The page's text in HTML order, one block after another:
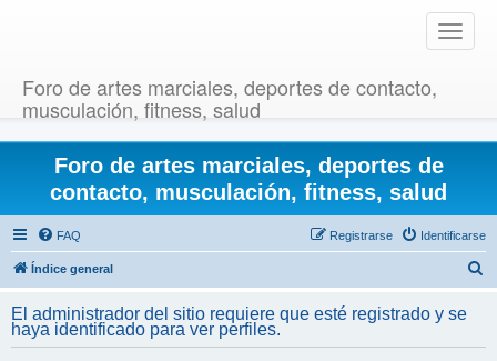
T
o
e
v
i
g
i
o
Foro de artes marciales, deportes de contacto,
musculación, fitness, salud
Foro de artes marciales, deportes de
contacto, musculación, fitness, salud
FAQ Identificarse
Registrarse
Índice general
c
El administrador del sitio requiere que esté registrado y se
haya identificado para ver perfiles.